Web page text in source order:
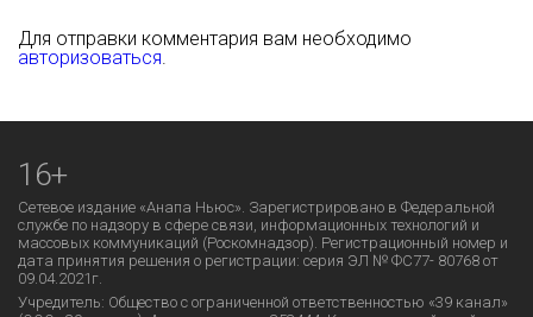
Для отправки комментария вам необходимо
авторизоваться.
16+
Сетевое издание «Анапа Ньюс». Зарегистрировано в Федеральной
службе по надзору в сфере связи, информационных технологий и
массовых коммуникаций (Роскомнадзор). Регистрационный номер и
дата принятия решения о регистрации: серия ЭЛ № ФС77- 80768 от
09.04.2021г.
Учредитель: Общество с ограниченной ответственностью «39 канал»